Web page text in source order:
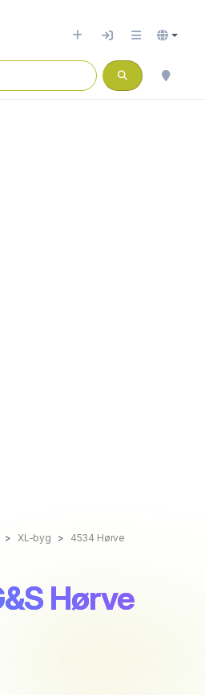
XL-byg
4534 Hørve
Hørve